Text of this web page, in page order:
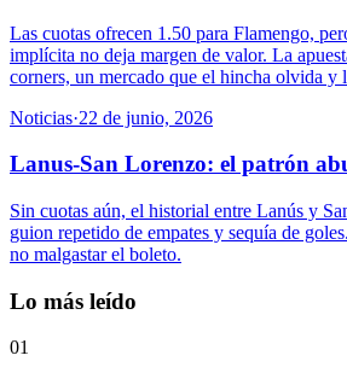
Las cuotas ofrecen 1.50 para Flamengo,
implícita no deja margen de valor. La
corners, un mercado que el hincha olvida y
Noticias·22 de junio, 2026
Lanus-San Lorenzo: el patrón
Sin cuotas aún, el historial entre Lanús y
guion repetido de empates y sequía de
no malgastar el boleto.
Lo más leído
01